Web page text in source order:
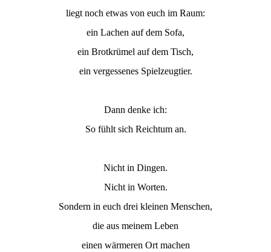
liegt noch etwas von euch im Raum:
ein Lachen auf dem Sofa,
ein Brotkrümel auf dem Tisch,
ein vergessenes Spielzeugtier.
Dann denke ich:
So fühlt sich Reichtum an.
Nicht in Dingen.
Nicht in Worten.
Sondern in euch drei kleinen Menschen,
die aus meinem Leben
einen wärmeren Ort machen